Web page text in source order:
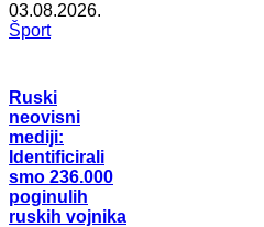
03.08.2026.
Šport
Ruski
neovisni
mediji:
Identificirali
smo 236.000
poginulih
ruskih vojnika